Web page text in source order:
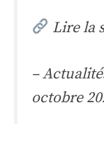
Lire la
–
octobre